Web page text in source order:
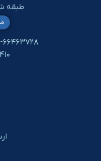
طبقه
۰۲۱-